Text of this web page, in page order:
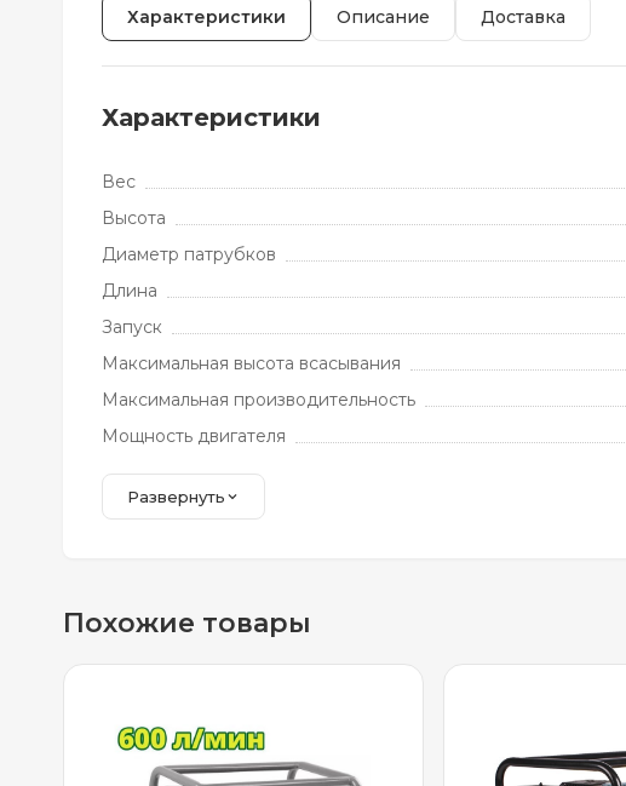
Характеристики Описание Доставка
Характеристики
Вес
Высота
Диаметр патрубков
Длина
Запуск
Максимальная высота всасывания
Максимальная производительность
Мощность двигателя
Развернуть
Похожие товары